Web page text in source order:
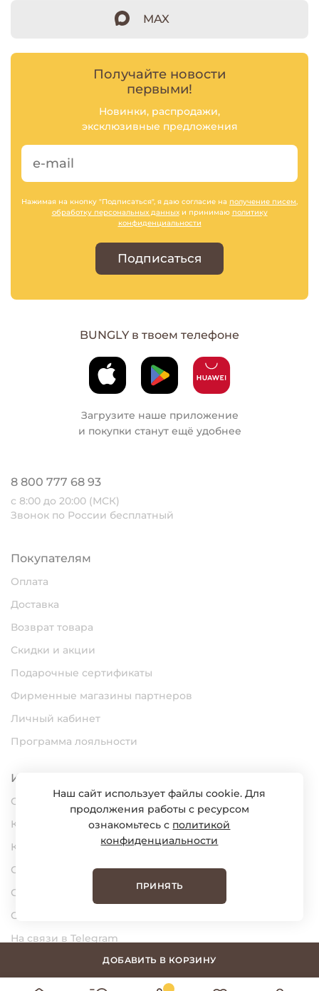
ДОБАВИТЬ В КОРЗИНУ
MAX
Получайте новости
первыми!
Новинки, распродажи,
эксклюзивные предложения
Нажимая на кнопку "Подписаться", я даю согласие на получение писем,
обработку персональных данныхи принимаю политику
конфиденциальности
Подписаться
BUNGLY в твоем телефоне
Загрузите наше приложение
и покупки станут ещё удобнее
8 800 777 68 93
с 8:00 до 20:00 (МСК)
Звонок по России бесплатный
Покупателям
Оплата
Доставка
Возврат товара
Скидки и акции
Подарочные сертификаты
Фирменные магазины партнеров
Личный кабинет
Программа лояльности
Информация
О нас
Карьера
Контакты
Статьи
Сертификаты
Обратная связь
На связи в Telegram
Наш сайт использует файлы cookie. Для
продолжения работы с ресурсом
ознакомьтесь с политикой
конфиденциальности
ПРИНЯТЬ